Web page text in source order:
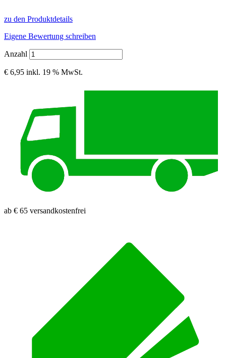
zu den Produktdetails
Eigene Bewertung schreiben
Anzahl
€ 6,95 inkl. 19 % MwSt.
ab € 65 versandkostenfrei